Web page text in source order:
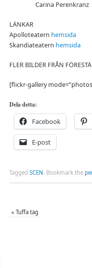
Carina Perenkranz
LÄNKAR
Apolloteatern hemsida
Skandiateatern hemsida
FLER BILDER FRÅN
[flickr-gallery
Dela detta:
Facebook
E-post
Tagged SCEN. Bookmark the
« Tuffa tag